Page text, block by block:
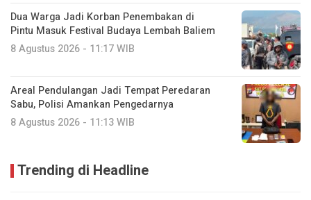
Dua Warga Jadi Korban Penembakan di
Pintu Masuk Festival Budaya Lembah Baliem
8 Agustus 2026 - 11:17 WIB
Areal Pendulangan Jadi Tempat Peredaran
Sabu, Polisi Amankan Pengedarnya
8 Agustus 2026 - 11:13 WIB
Trending di Headline